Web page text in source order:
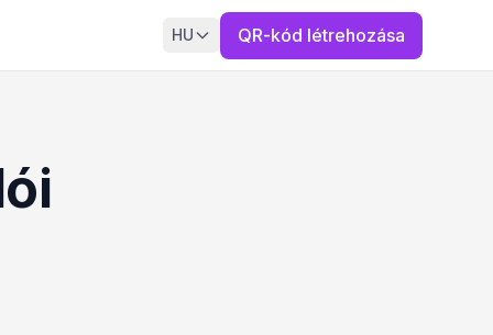
HU QR-kód létrehozása